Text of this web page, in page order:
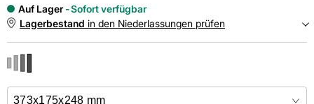
Auf Lager
Sofort verfügbar
Lagerbestand in den Niederlassungen prüfen
Online kaufen &